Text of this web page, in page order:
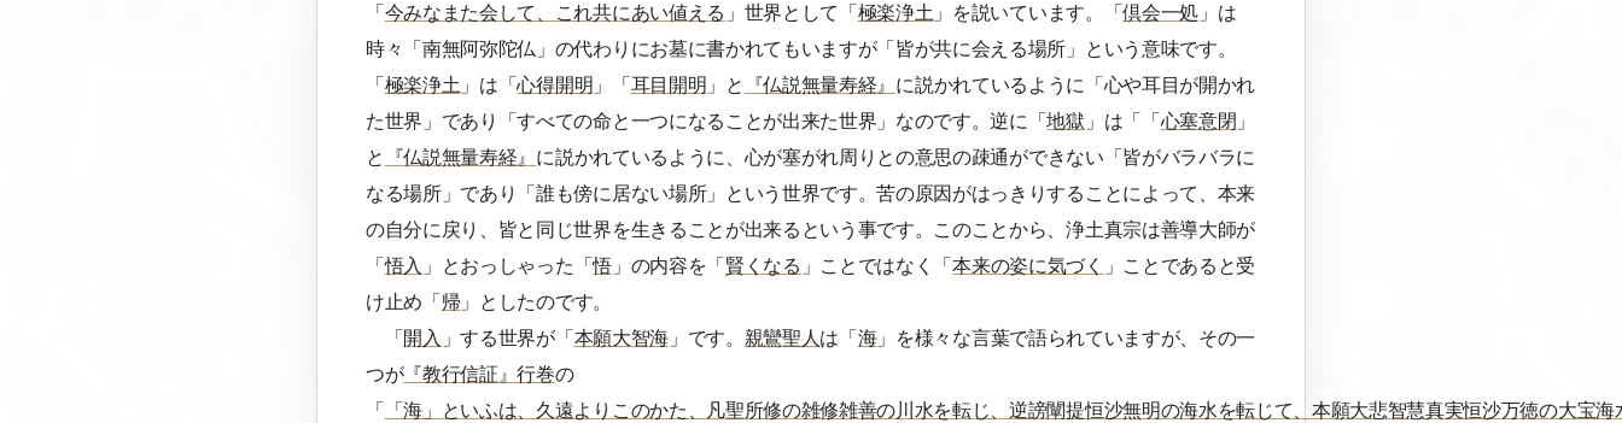
「 今みなまた会して、これ共にあい値える 」世界として「 極楽浄土 」を説いています。「倶会一処」は
時々「南無阿弥陀仏」の代わりにお墓に書かれてもいますが「皆が共に会える場所」という意味です。
「 極楽浄土 」は「心得開明 」「 耳目開明 」と 『仏説無量寿経』 に説かれているように「心や耳目が開かれ
た世界」であり「すべての命と一つになることが出来た世界」なのです。逆に「地獄 」は「「 心塞意閉 」
と
『仏説無量寿経』 に説かれているように、心が塞がれ周りとの意思の疎通ができない「皆がバラバラに
なる場所」であり「誰も傍に居ない場所」という世界です。苦の原因がはっきりすることによって、本来
の自分に戻り、皆と同じ世界を生きることが出来るという事です。このことから、浄土真宗は善導大師が
「悟入 」とおっしゃった「悟」の内容を「 賢くなる 」ことではなく「本来の姿に気づく
」ことであると受
け止め「 帰 」としたのです。
「 開入 」する世界が「 本願大智海」です。 親鸞聖人 は「 海」を様々な言葉で語られていますが、その一
つが『教行信証』行巻の
「
「海」といふは、久遠よりこのかた、凡聖所修の雑修雑善の川水を転じ、逆謗闡提恒沙無明の海水を転じて、本願大悲智慧真実恒沙万徳の大宝